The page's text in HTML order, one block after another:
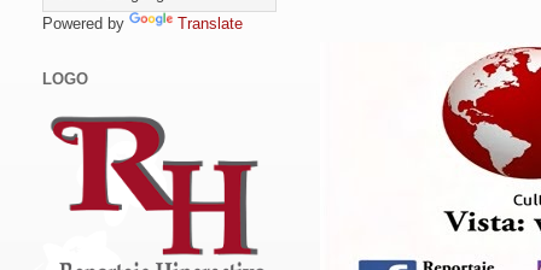
Powered by Translate
LOGO